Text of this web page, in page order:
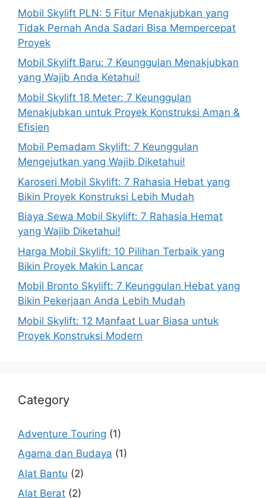
Mobil Skylift PLN: 5 Fitur Menakjubkan yang
Tidak Pernah Anda Sadari Bisa Mempercepat
Proyek
Mobil Skylift Baru: 7 Keunggulan Menakjubkan
yang Wajib Anda Ketahui!
Mobil Skylift 18 Meter: 7 Keunggulan
Menakjubkan untuk Proyek Konstruksi Aman &
Efisien
Mobil Pemadam Skylift: 7 Keunggulan
Mengejutkan yang Wajib Diketahui!
Karoseri Mobil Skylift: 7 Rahasia Hebat yang
Bikin Proyek Konstruksi Lebih Mudah
Biaya Sewa Mobil Skylift: 7 Rahasia Hemat
yang Wajib Diketahui!
Harga Mobil Skylift: 10 Pilihan Terbaik yang
Bikin Proyek Makin Lancar
Mobil Bronto Skylift: 7 Keunggulan Hebat yang
Bikin Pekerjaan Anda Lebih Mudah
Mobil Skylift: 12 Manfaat Luar Biasa untuk
Proyek Konstruksi Modern
Category
Adventure Touring (1)
Agama dan Budaya (1)
Alat Bantu (2)
Alat Berat (2)